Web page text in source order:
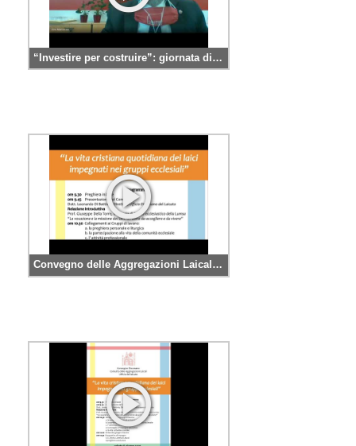
“Investire per costruire”: giornata di apertura del III Forum Internazionale del Gran Sasso
Convegno delle Aggregazioni Laicali – Sintesi dei gruppi di lavoro e prospettive di impegno